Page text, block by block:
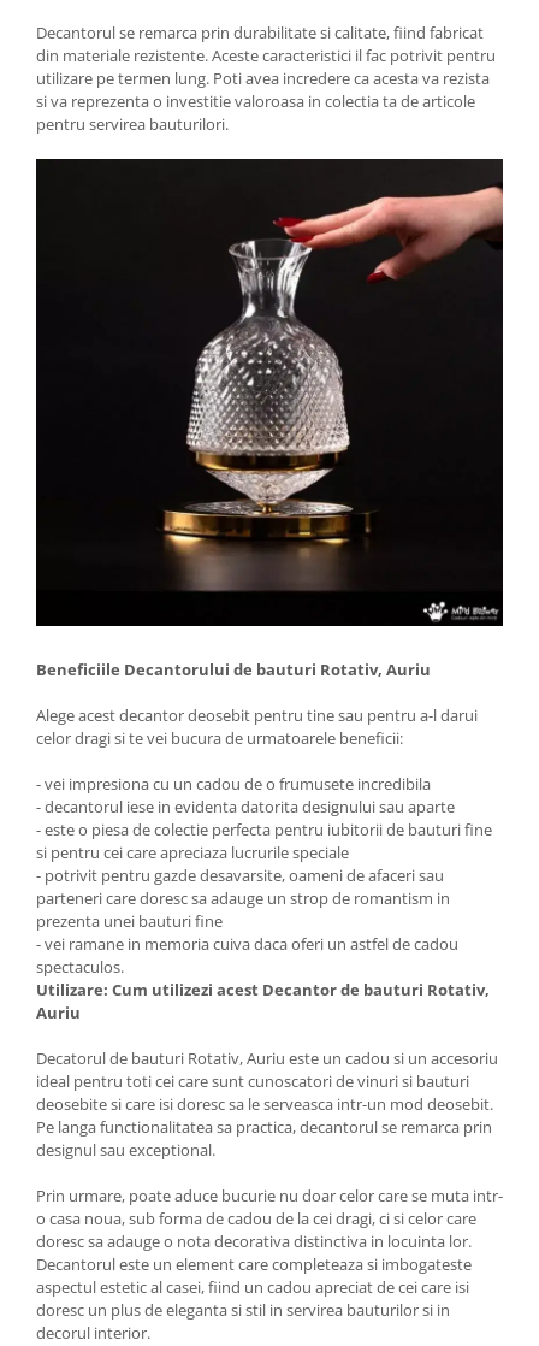
Decantorul se remarca prin durabilitate si calitate, fiind fabricat
din materiale rezistente. Aceste caracteristici il fac potrivit pentru
utilizare pe termen lung. Poti avea incredere ca acesta va rezista
si va reprezenta o investitie valoroasa in colectia ta de articole
pentru servirea bauturilori.
Beneficiile Decantorului de bauturi Rotativ, Auriu
Alege acest decantor deosebit pentru tine sau pentru a-l darui
celor dragi si te vei bucura de urmatoarele beneficii:
- vei impresiona cu un cadou de o frumusete incredibila
- decantorul iese in evidenta datorita designului sau aparte
- este o piesa de colectie perfecta pentru iubitorii de bauturi fine
si pentru cei care apreciaza lucrurile speciale
- potrivit pentru gazde desavarsite, oameni de afaceri sau
parteneri care doresc sa adauge un strop de romantism in
prezenta unei bauturi fine
- vei ramane in memoria cuiva daca oferi un astfel de cadou
spectaculos.
Utilizare: Cum utilizezi acest Decantor de bauturi Rotativ,
Auriu
Decatorul de bauturi Rotativ, Auriu este un cadou si un accesoriu
ideal pentru toti cei care sunt cunoscatori de vinuri si bauturi
deosebite si care isi doresc sa le serveasca intr-un mod deosebit.
Pe langa functionalitatea sa practica, decantorul se remarca prin
designul sau exceptional.
Prin urmare, poate aduce bucurie nu doar celor care se muta intr-
o casa noua, sub forma de cadou de la cei dragi, ci si celor care
doresc sa adauge o nota decorativa distinctiva in locuinta lor.
Decantorul este un element care completeaza si imbogateste
aspectul estetic al casei, fiind un cadou apreciat de cei care isi
doresc un plus de eleganta si stil in servirea bauturilor si in
decorul interior.